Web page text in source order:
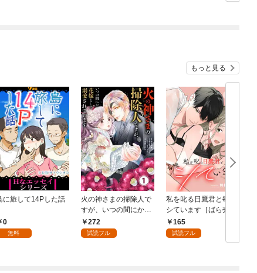
もっと見る
に旅して14Pした話
0
無料
火の神さまの掃除人で
すが、いつの間にか花
嫁として溺愛されてい
ます【単話】（１）
272
試読フル
私を叱る日鷹君と毎晩
シています［ばら売
り］ 第1話
165
試読フル